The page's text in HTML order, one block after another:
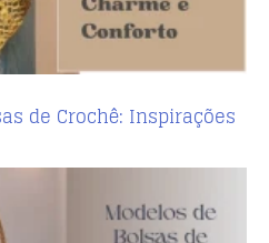
de Crochê: Inspirações